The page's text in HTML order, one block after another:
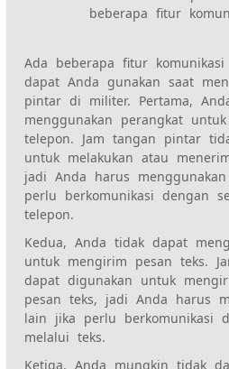
beberapa fitur
Ada beberapa fitur
dapat Anda gunakan saat
pintar di militer. Pertama,
menggunakan perangkat
telepon. Jam tangan pintar
untuk melakukan atau
jadi Anda harus
perlu berkomunikasi dengan
telepon.
Kedua, Anda tidak dapat
untuk mengirim pesan teks.
dapat digunakan untuk
pesan teks, jadi Anda harus
lain jika perlu berkomunikasi
melalui teks.
Ketiga, Anda mungkin tidak